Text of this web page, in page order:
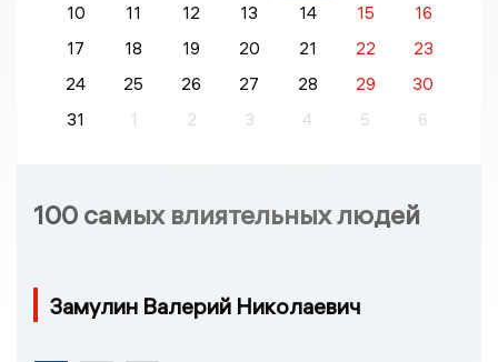
10
11 12 13 14 15
16
17
18 19 20 21 22
23
24
25 26 27 28 29
30
31
1 2 3 4 5 6
100 самых влиятельных людей
Замулин Валерий Николаевич